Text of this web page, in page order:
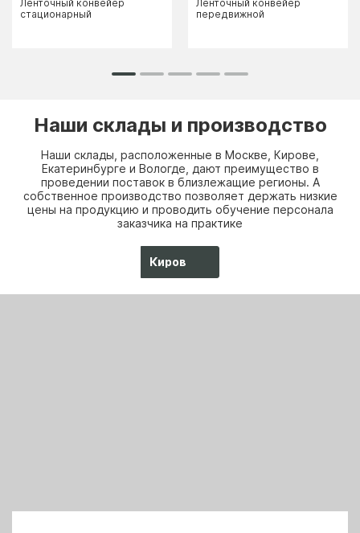
Ленточный конвейер
стационарный
Ленточный конвейер
передвижной
Наши склады и производство
Наши склады, расположенные в Москве, Кирове,
Екатеринбурге и Вологде, дают преимущество в
проведении поставок в близлежащие регионы. А
собственное производство позволяет держать низкие
цены на продукцию и проводить обучение персонала
заказчика на практике
Киров